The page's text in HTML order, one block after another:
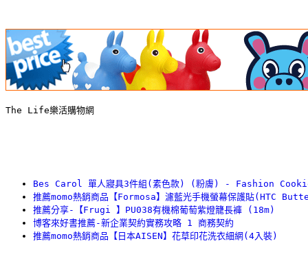
The Life樂活購物網
Bes Carol 單人寢具3件組(素色款) (粉膚) - Fashion
推薦momo熱銷商品【Formosa】濾藍光手機螢幕保護貼(HTC
推薦分享-【Frugi 】PU038有機棉葡萄紫燈籠長褲 (18m)
博客來好書推薦-新企業契約實務攻略 1 商務契約
推薦momo熱銷商品【日本AISEN】花草印花洗衣細網(4入裝)